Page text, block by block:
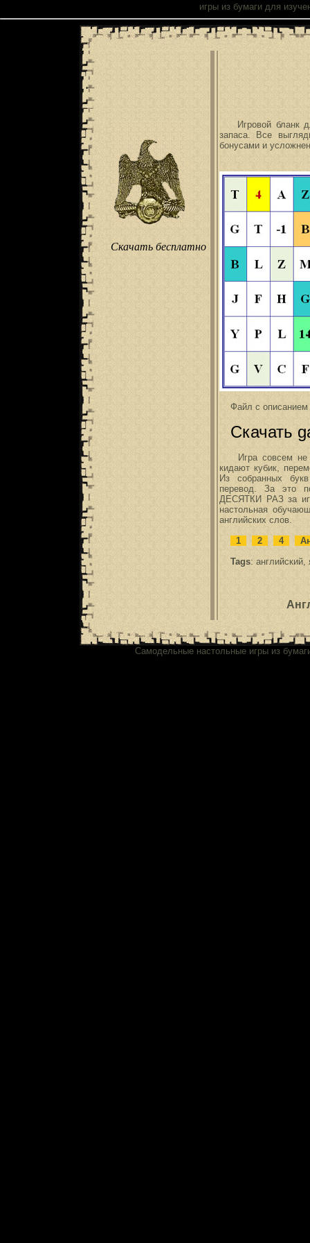
игры из бумагидля
Скачать бесплатно
Игровой бланк
запаса. Все
бонусами и
Файл с описанием
Скачать
Игра совсем не
кидают кубик,
Из собранных
перевод. За это
ДЕСЯТКИ РАЗ за
настольная
английских слов.
1
2 4
Tags: английский,
Самодельные настольные игры из